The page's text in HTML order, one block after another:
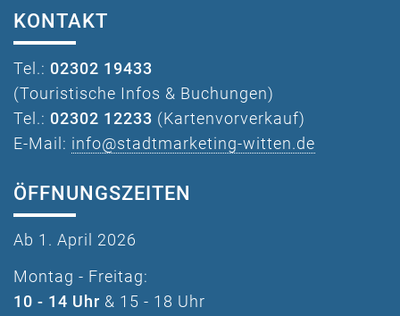
KONTAKT
Tel.: 02302 19433
(Touristische Infos & Buchungen)
Tel.: 02302 12233 (Kartenvorverkauf)
E-Mail: info@stadtmarketing-witten.de
ÖFFNUNGSZEITEN
Ab 1. April 2026
Montag - Freitag:
10 - 14 Uhr & 15 - 18 Uhr